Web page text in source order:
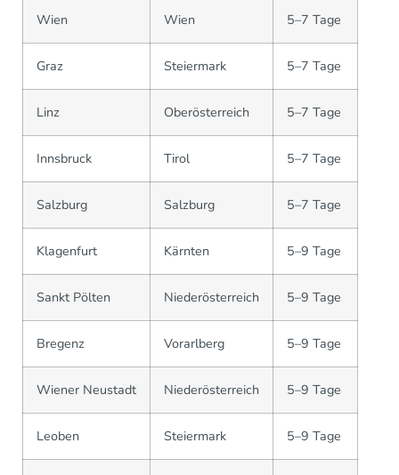
Wien Wien 5–7 Tage
Graz Steiermark 5–7 Tage
Linz Oberösterreich 5–7 Tage
Innsbruck Tirol 5–7 Tage
Salzburg Salzburg 5–7 Tage
Klagenfurt Kärnten 5–9 Tage
Sankt Pölten Niederösterreich 5–9 Tage
Bregenz Vorarlberg 5–9 Tage
Wiener Neustadt Niederösterreich 5–9 Tage
Leoben Steiermark 5–9 Tage